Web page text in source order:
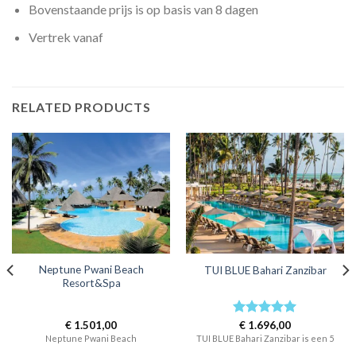
Bovenstaande prijs is op basis van 8 dagen
Vertrek vanaf
RELATED PRODUCTS
Neptune Pwani Beach
Resort&Spa
€ 1.501,00
Neptune Pwani Beach
TUI BLUE Bahari Zanzibar
Rated5
out of 5
€ 1.696,00
TUI BLUE Bahari Zanzibar is een 5